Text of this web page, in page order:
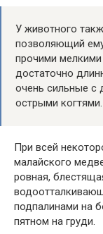
У животного
позволяющий
прочими
достаточно
очень сильные с
острыми когтями.
При всей
малайского
ровная,
подпалинами на
пятном на груди.